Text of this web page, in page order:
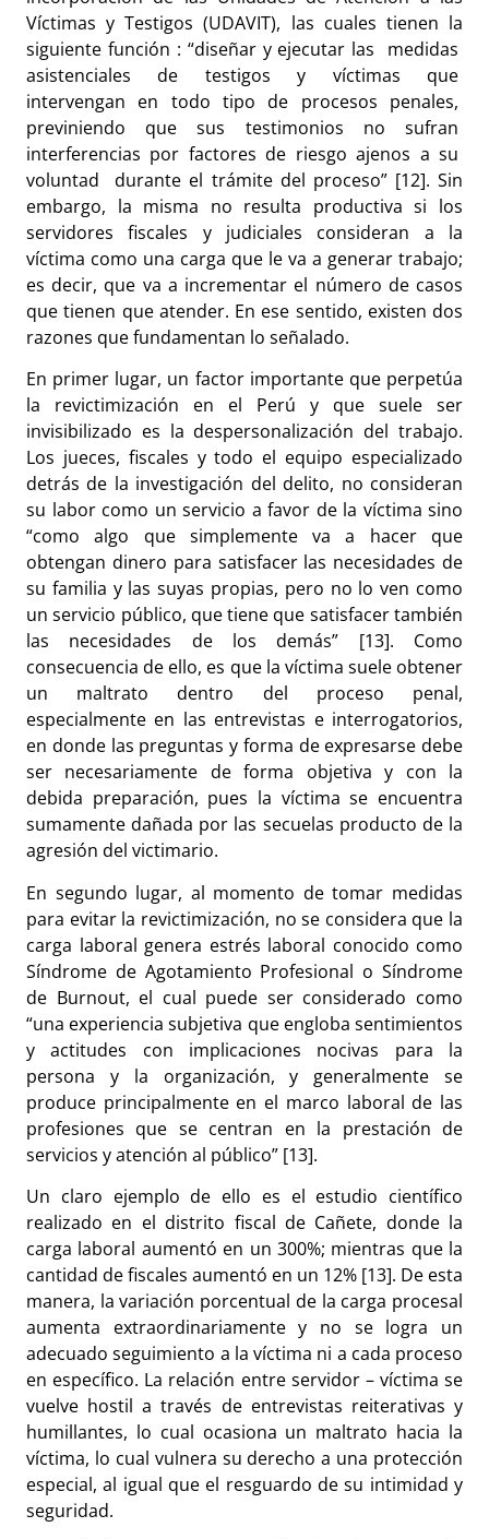
Víctimas y Testigos (UDAVIT), las cuales tienen la
siguiente función : “diseñar y ejecutar las medidas
asistenciales de testigos y víctimas que
intervengan en todo tipo de procesos penales,
previniendo que sus testimonios no sufran
interferencias por factores de riesgo ajenos a su
voluntad durante el trámite del proceso” [12]. Sin
embargo, la misma no resulta productiva si los
servidores fiscales y judiciales consideran a la
víctima como una carga que le va a generar trabajo;
es decir, que va a incrementar el número de casos
que tienen que atender. En ese sentido, existen dos
razones que fundamentan lo señalado.
En primer lugar, un factor importante que perpetúa
la revictimización en el Perú y que suele ser
invisibilizado es la despersonalización del trabajo.
Los jueces, fiscales y todo el equipo especializado
detrás de la investigación del delito, no consideran
su labor como un servicio a favor de la víctima sino
“como algo que simplemente va a hacer que
obtengan dinero para satisfacer las necesidades de
su familia y las suyas propias, pero no lo ven como
un servicio público, que tiene que satisfacer también
las necesidades de los demás” [13]. Como
consecuencia de ello, es que la víctima suele obtener
un maltrato dentro del proceso penal,
especialmente en las entrevistas e interrogatorios,
en donde las preguntas y forma de expresarse debe
ser necesariamente de forma objetiva y con la
debida preparación, pues la víctima se encuentra
sumamente dañada por las secuelas producto de la
agresión del victimario.
En segundo lugar, al momento de tomar medidas
para evitar la revictimización, no se considera que la
carga laboral genera estrés laboral conocido como
Síndrome de Agotamiento Profesional o Síndrome
de Burnout, el cual puede ser considerado como
“una experiencia subjetiva que engloba sentimientos
y actitudes con implicaciones nocivas para la
persona y la organización, y generalmente se
produce principalmente en el marco laboral de las
profesiones que se centran en la prestación de
servicios y atención al público” [13].
Un claro ejemplo de ello es el estudio científico
realizado en el distrito fiscal de Cañete, donde la
carga laboral aumentó en un 300%; mientras que la
cantidad de fiscales aumentó en un 12% [13]. De esta
manera, la variación porcentual de la carga procesal
aumenta extraordinariamente y no se logra un
adecuado seguimiento a la víctima ni a cada proceso
en específico. La relación entre servidor – víctima se
vuelve hostil a través de entrevistas reiterativas y
humillantes, lo cual ocasiona un maltrato hacia la
víctima, lo cual vulnera su derecho a una protección
especial, al igual que el resguardo de su intimidad y
seguridad.